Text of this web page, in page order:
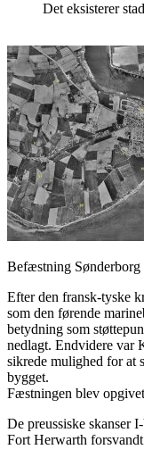
Det eksisterer
Befæstning Sønderborg
Efter den fransk-tyske
som den førende
betydning som
nedlagt. Endvidere var
sikrede mulighed for at
bygget.
Fæstningen blev
De preussiske skanser
Fort Herwarth